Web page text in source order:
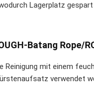
Lagerplatz
Batang Rope/
Reinigung mit einem
verwendet